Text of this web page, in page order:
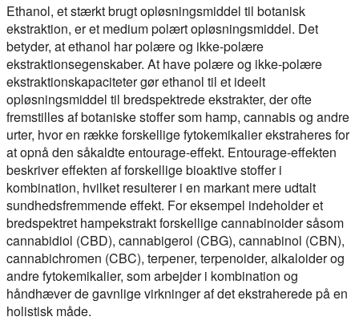
Ethanol, et stærkt brugt opløsningsmiddel til botanisk
ekstraktion, er et medium polært opløsningsmiddel. Det
betyder, at ethanol har polære og ikke-polære
ekstraktionsegenskaber. At have polære og ikke-polære
ekstraktionskapaciteter gør ethanol til et ideelt
opløsningsmiddel til bredspektrede ekstrakter, der ofte
fremstilles af botaniske stoffer som hamp, cannabis og andre
urter, hvor en række forskellige fytokemikalier ekstraheres for
at opnå den såkaldte entourage-effekt. Entourage-effekten
beskriver effekten af forskellige bioaktive stoffer i
kombination, hvilket resulterer i en markant mere udtalt
sundhedsfremmende effekt. For eksempel indeholder et
bredspektret hampekstrakt forskellige cannabinoider såsom
cannabidiol (CBD), cannabigerol (CBG), cannabinol (CBN),
cannabichromen (CBC), terpener, terpenoider, alkaloider og
andre fytokemikalier, som arbejder i kombination og
håndhæver de gavnlige virkninger af det ekstraherede på en
holistisk måde.